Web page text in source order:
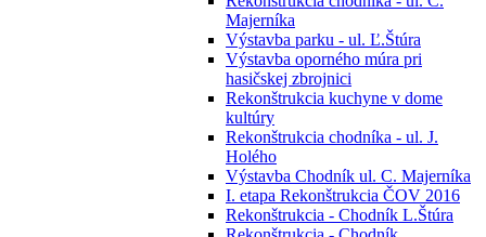
Majerníka
Výstavba parku - ul. Ľ.Štúra
Výstavba oporného múra pri
hasičskej zbrojnici
Rekonštrukcia kuchyne v dome
kultúry
Rekonštrukcia chodníka - ul. J.
Holého
Výstavba Chodník ul. C. Majerníka
I. etapa Rekonštrukcia ČOV 2016
Rekonštrukcia - Chodník L.Štúra